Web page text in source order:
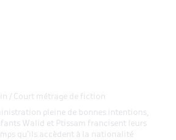
/ Court métrage de fiction
pleine de bonnes intentions,
Walid et Ptissam francisent leurs
qu’ils accèdent à la nationalité